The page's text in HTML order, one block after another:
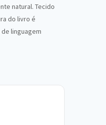
natural. Tecido
do livro é
linguagem